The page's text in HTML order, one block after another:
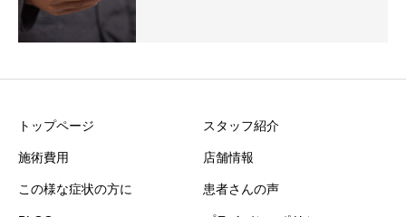
トップページ スタッフ紹介
施術費用 店舗情報
この様な症状の方に 患者さんの声